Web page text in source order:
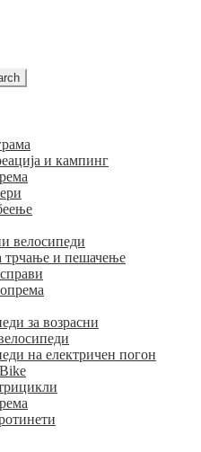
и кампинг
велосипеди
трчање и пешачење
за возрасни
на електричен погон